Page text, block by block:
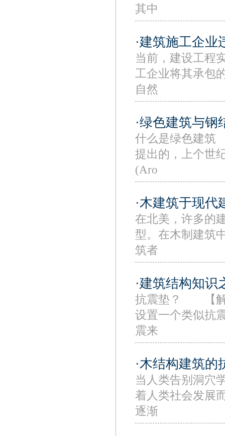
其中
·建筑施工企
当前，建设工程
工企业将其承包
自然
·绿色建筑与钢
什么是绿色建
提出的，上个世
(Aro
·木建筑于现代
在北美，许多的
型。在木制建筑
筑者
·建筑结构知识
抗震垫？ 【解
设置一个类似抗
震来
·木结构建筑的
当人类告别洞穴
着人类社会发展
逐渐